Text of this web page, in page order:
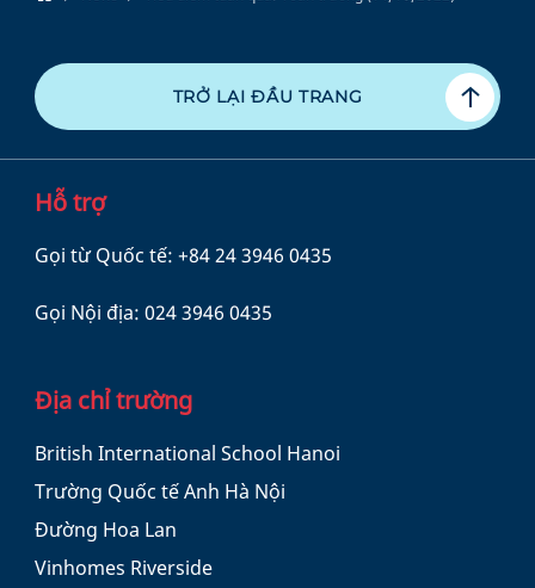
TRỞ LẠI ĐẦU TRANG
Hỗ trợ
Gọi từ Quốc tế:+84 24 3946 0435
Gọi Nội địa:024 3946 0435
Địa chỉ trường
British International School Hanoi
Trường Quốc tế Anh Hà Nội
Đường Hoa Lan
Vinhomes Riverside